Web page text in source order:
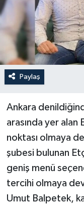
Paylaş
Ankara
arasında yer alan
noktası olmaya
şubesi bulunan
geniş menü
tercihi olmaya
Umut Balpetek,